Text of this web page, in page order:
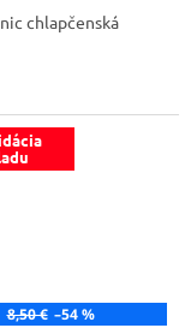
chlapčenská
8,50 € –54 %